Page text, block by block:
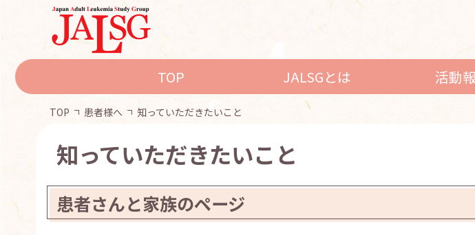
TOP JALSGとは 活動
TOP 患者様へ 知っていただきたいこと
知っていただきたいこと
患者さんと家族のページ